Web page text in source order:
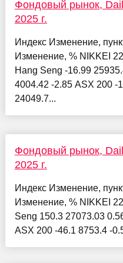
Фондовый рынок,
2025 г.
Индекс Изменение,
Изменение, % NIKKEI
Hang Seng -16.99
4004.42 -2.85 ASX 200 -
24049.7...
Фондовый рынок,
2025 г.
Индекс Изменение,
Изменение, % NIKKEI
Seng 150.3 27073.03
ASX 200 -46.1 8753.4 -